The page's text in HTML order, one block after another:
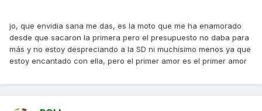
jo, que envidia sana me das, es la moto que me ha enamorado
desde que sacaron la primera pero el presupuesto no daba para
más y no estoy despreciando a la SD ni muchísimo menos ya que
estoy encantado con ella, pero el primer amor es el primer amor